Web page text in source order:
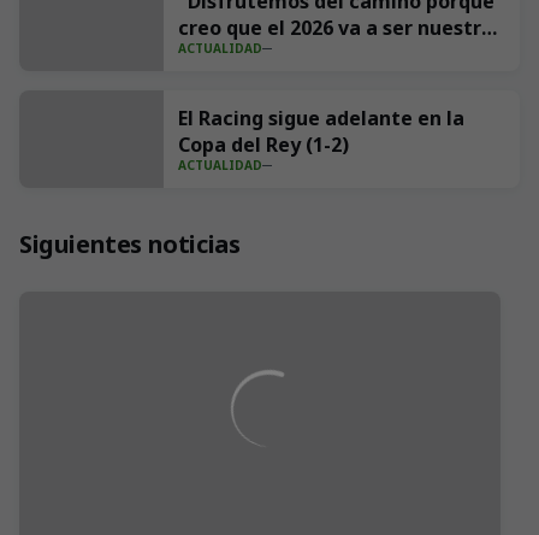
creo que el 2026 va a ser nuestro
año"
ACTUALIDAD
El Racing sigue adelante en la
Copa del Rey (1-2)
ACTUALIDAD
Siguientes noticias